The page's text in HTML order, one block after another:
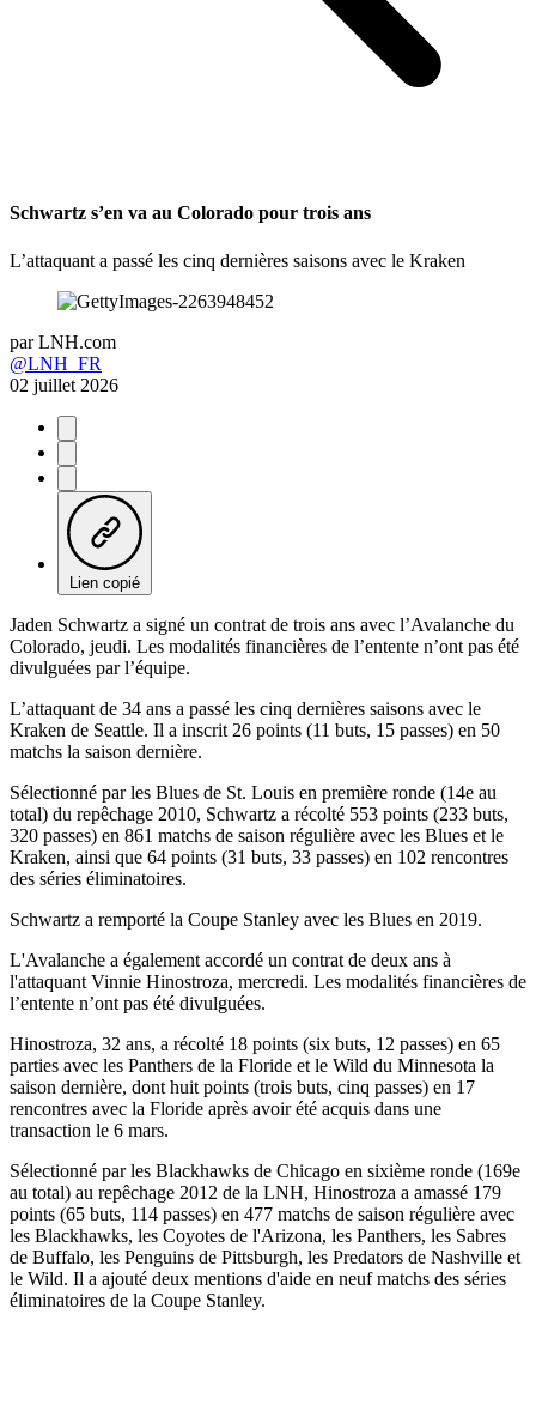
Schwartz s’en va au Colorado pour trois ans
L’attaquant a passé les cinq dernières saisons avec le Kraken
par LNH.com
@LNH_FR
02 juillet 2026
Lien copié
Jaden Schwartz a signé un contrat de trois ans avec l’Avalanche du
Colorado, jeudi. Les modalités financières de l’entente n’ont pas été
divulguées par l’équipe.
L’attaquant de 34 ans a passé les cinq dernières saisons avec le
Kraken de Seattle. Il a inscrit 26 points (11 buts, 15 passes) en 50
matchs la saison dernière.
Sélectionné par les Blues de St. Louis en première ronde (14e au
total) du repêchage 2010, Schwartz a récolté 553 points (233 buts,
320 passes) en 861 matchs de saison régulière avec les Blues et le
Kraken, ainsi que 64 points (31 buts, 33 passes) en 102 rencontres
des séries éliminatoires.
Schwartz a remporté la Coupe Stanley avec les Blues en 2019.
L'Avalanche a également accordé un contrat de deux ans à
l'attaquant Vinnie Hinostroza, mercredi. Les modalités financières de
l’entente n’ont pas été divulguées.
Hinostroza, 32 ans, a récolté 18 points (six buts, 12 passes) en 65
parties avec les Panthers de la Floride et le Wild du Minnesota la
saison dernière, dont huit points (trois buts, cinq passes) en 17
rencontres avec la Floride après avoir été acquis dans une
transaction le 6 mars.
Sélectionné par les Blackhawks de Chicago en sixième ronde (169e
au total) au repêchage 2012 de la LNH, Hinostroza a amassé 179
points (65 buts, 114 passes) en 477 matchs de saison régulière avec
les Blackhawks, les Coyotes de l'Arizona, les Panthers, les Sabres
de Buffalo, les Penguins de Pittsburgh, les Predators de Nashville et
le Wild. Il a ajouté deux mentions d'aide en neuf matchs des séries
éliminatoires de la Coupe Stanley.